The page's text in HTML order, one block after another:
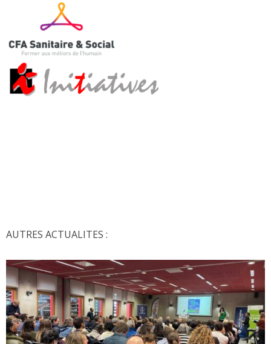
AUTRES ACTUALITES :